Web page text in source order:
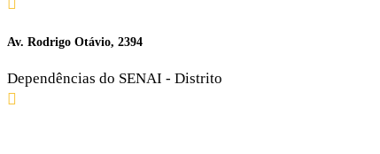
Av. Rodrigo Otávio, 2394
Dependências do SENAI - Distrito